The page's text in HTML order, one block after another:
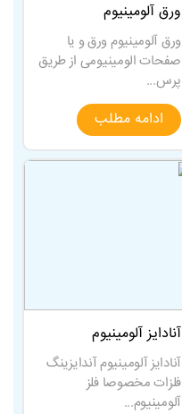
ورق آلومینیوم
ورق آلومینیوم ورق و یا
صفحات الومینیومی از طریق
پرس...
ادامه مطلب
آنادایز آلومینیوم
آنادایز آلومینیوم آندایزینگ
فلزات مخصوصا فلز
آلومینیوم...